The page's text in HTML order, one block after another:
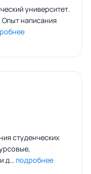
университет.
написания
студенческих
д… подробнее